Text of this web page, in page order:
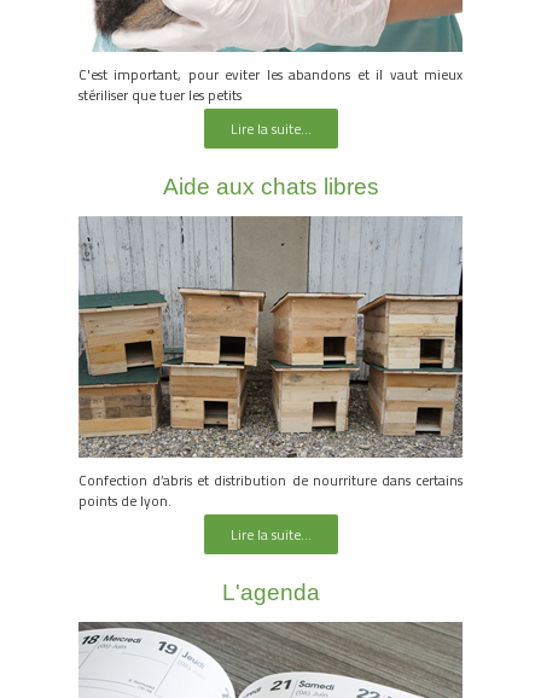
C'est important, pour eviter les abandons et il vaut mieux
stériliser que tuer les petits
Lire la suite...
Aide aux chats libres
Confection d’abris et distribution de nourriture dans certains
points de lyon.
Lire la suite...
L'agenda